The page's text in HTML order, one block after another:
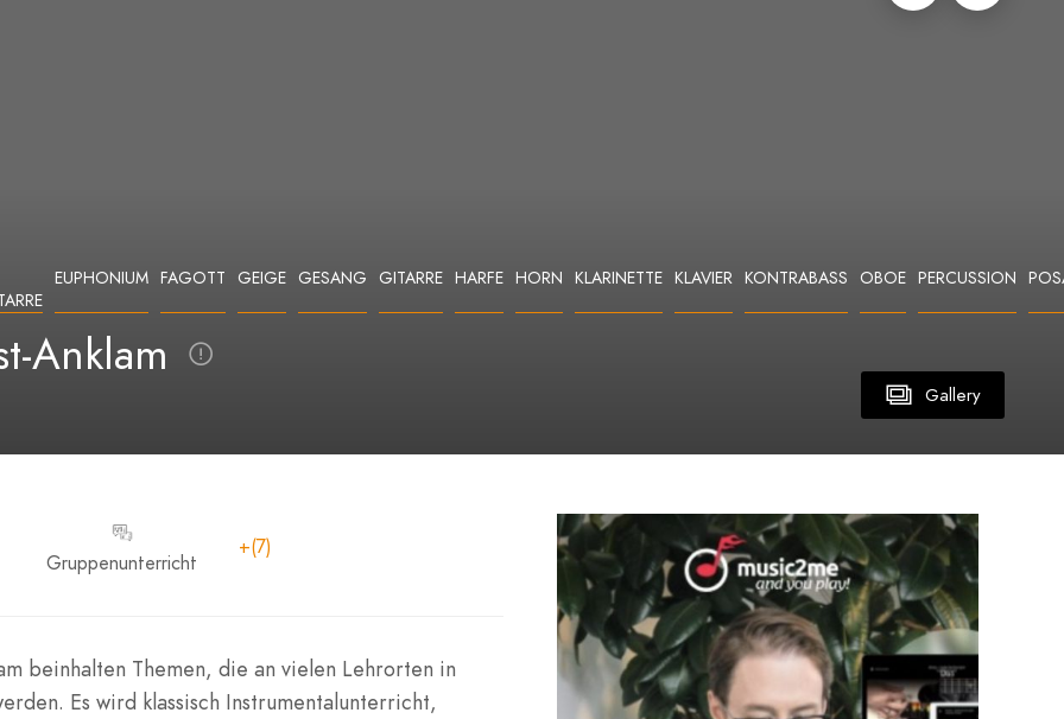
Gallery
EUPHONIUM FAGOTT GEIGE GESANG GITARRE HARFE HORN KLARINETTE KLAVIER KONTRABASS OBOE PERCUSSION
Anklam
Gruppenunterricht
+(7)
beinhalten Themen, die an vielen Lehrorten in
Es wird klassisch Instrumentalunterricht,